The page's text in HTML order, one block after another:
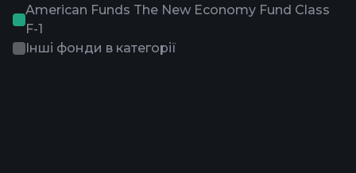
American Funds The New Economy Fund Class
F-1
Інші фонди в категорії